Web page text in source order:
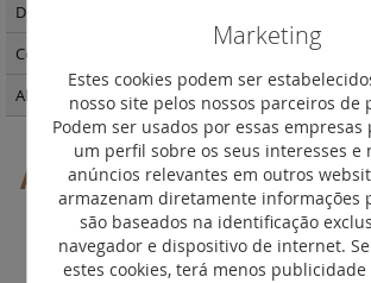
Auxiliares de comando
Ordenar por
Descarregadores de sobretensões
Comando e programação
Alimentação e variadores (40)
Marketing
Estes cookies podem ser
nosso site pelos nossos parceiros de
Podem ser usados por essas
um perfil sobre os seus interesses e
anúncios relevantes em outros
armazenam diretamente informações
são baseados na identificação
navegador e dispositivo de internet.
estes cookies, terá menos